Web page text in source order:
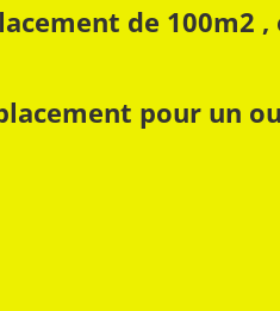
de 100m2
pour un